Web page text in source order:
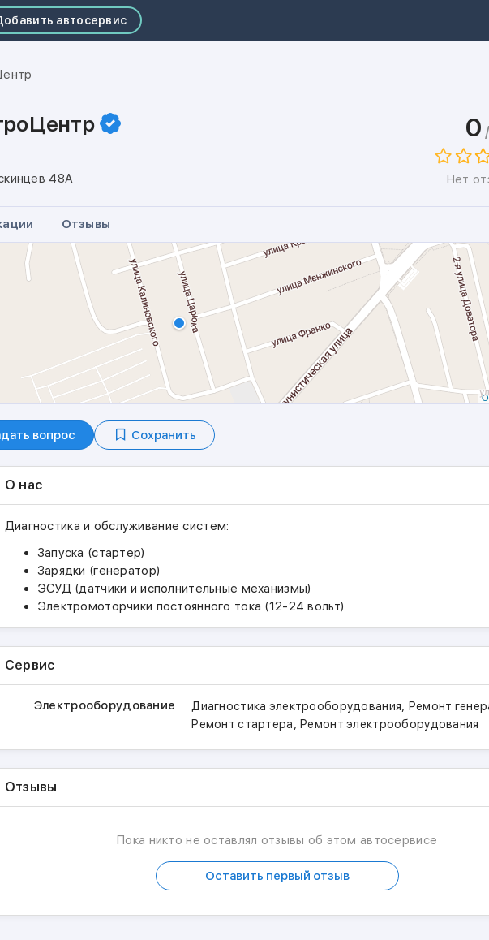
автосервис
48А
0
Нет
Отзывы
вопрос Сохранить
О нас
Диагностика и обслуживание систем:
Запуска (стартер)
Зарядки (генератор)
ЭСУД (датчики и исполнительные механизмы)
Электромоторчики постоянного тока (12-24 вольт)
Сервис
Электрооборудование Диагностика электрооборудования, Ремонт
Ремонт стартера,Ремонт электрооборудования
Отзывы
Пока никто не оставлял отзывы об этом автосервисе
Оставить первый отзыв